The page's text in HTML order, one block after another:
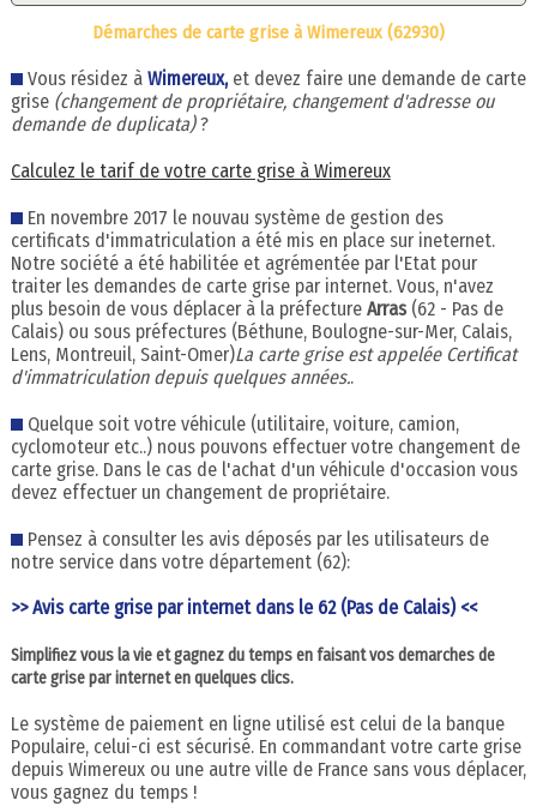
Démarches de carte grise à Wimereux (62930)
Vous résidez à Wimereux, et devez faire une demande de carte
grise (changement de propriétaire, changement d'adresse ou
demande de duplicata)?
Calculez le tarif de votre carte grise à Wimereux
En novembre 2017 le nouvau système de gestion des
certificats d'immatriculation a été mis en place sur ineternet.
Notre société a été habilitée et agrémentée par l'Etat pour
traiter les demandes de carte grise par internet. Vous, n'avez
plus besoin de vous déplacer à la préfecture Arras(62 - Pas de
Calais) ou sous préfectures (Béthune, Boulogne-sur-Mer, Calais,
Lens, Montreuil, Saint-Omer)La carte grise est appelée Certificat
d'immatriculation depuis quelques années..
Quelque soit votre véhicule (utilitaire, voiture, camion,
cyclomoteur etc..) nous pouvons effectuer votre changement de
carte grise. Dans le cas de l'achat d'un véhicule d'occasion vous
devez effectuer un changement de propriétaire.
Pensez à consulter les avis déposés par les utilisateurs de
notre service dans votre département (62):
>> Avis carte grise par internet dans le 62 (Pas de Calais) <<
Simplifiez vous la vie et gagnez du temps en faisant vos demarches de
carte grise par internet en quelques clics.
Le système de paiement en ligne utilisé est celui de la banque
Populaire, celui-ci est sécurisé. En commandant votre carte grise
depuis Wimereux ou une autre ville de France sans vous déplacer,
vous gagnez du temps !